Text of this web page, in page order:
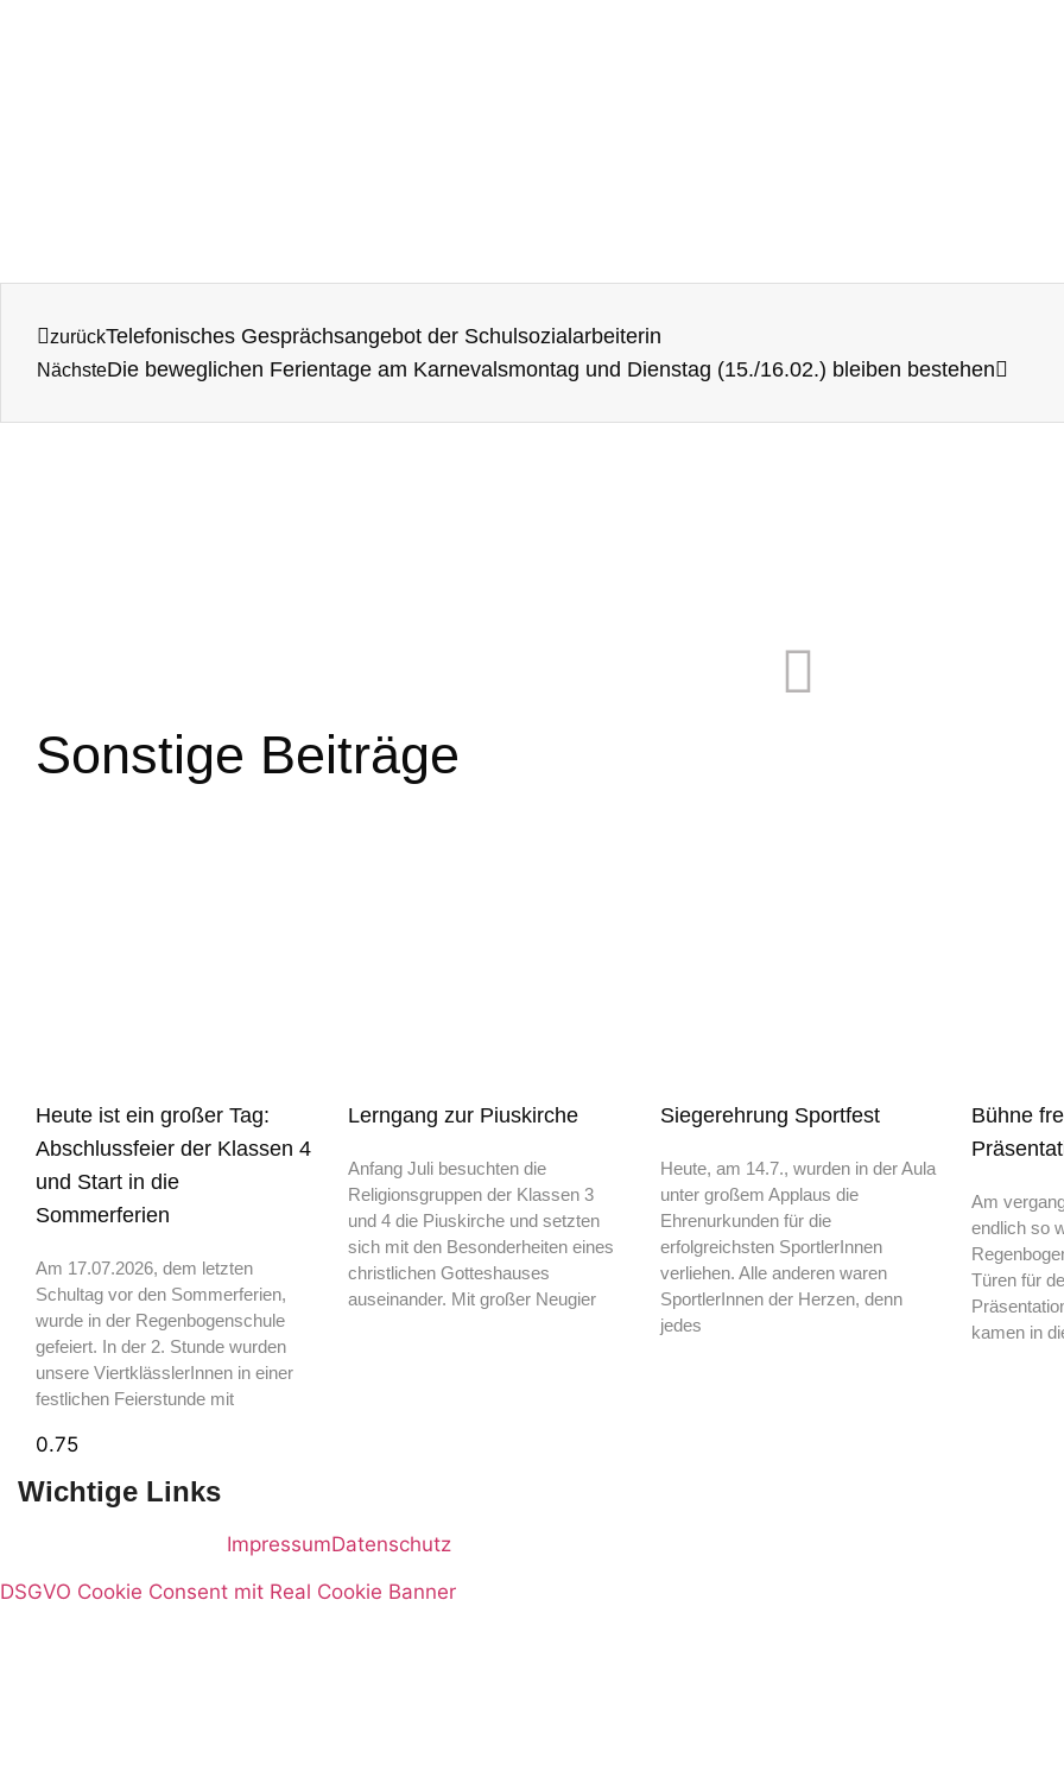
ZurückTelefonisches Gesprächsangebot der Schulsozialarbeiterin
NächsteDie beweglichen Ferientage am Karnevalsmontag und Dienstag (15./16.02.) bleiben bestehen
Sonstige Beiträge
Heute ist ein großer Tag:
Abschlussfeier der Klassen 4
und Start in die
Sommerferien
Am 17.07.2026, dem letzten
Schultag vor den Sommerferien,
wurde in der Regenbogenschule
gefeiert. In der 2. Stunde wurden
unsere ViertklässlerInnen in einer
festlichen Feierstunde mit
Lerngang zur Piuskirche
Anfang Juli besuchten die
Religionsgruppen der Klassen 3
und 4 die Piuskirche und setzten
sich mit den Besonderheiten eines
christlichen Gotteshauses
auseinander. Mit großer Neugier
Siegerehrung Sportfest
Heute, am 14.7., wurden in der Aula
unter großem Applaus die
Ehrenurkunden für die
erfolgreichsten SportlerInnen
verliehen. Alle anderen waren
SportlerInnen der Herzen, denn
jedes
Bühne
Am
endlich so
Türen für
kamen in
Wichtige Links
ImpressumDatenschutz
DSGVO Cookie Consent mit Real Cookie Banner